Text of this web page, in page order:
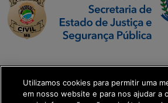
Executiva de
Transformação Digital
Utilizamos cookies para permitir uma
em nosso website e para nos ajudar a